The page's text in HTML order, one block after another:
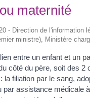
maternité
- Direction de l'information
ministre), Ministère
entre un enfant et un
côté du père, soit des 2
la filiation par le sang,
par assistance médicale